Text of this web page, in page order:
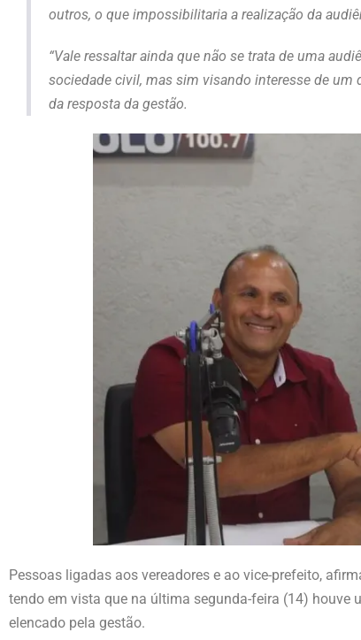
outros, o que impossibilitaria a realização da
“Vale ressaltar ainda que não se trata de uma
sociedade civil, mas sim visando interesse de um
da resposta da gestão.
Pessoas ligadas aos vereadores e ao vice-prefeito,
tendo em vista que na última segunda-feira (14)
elencado pela gestão.